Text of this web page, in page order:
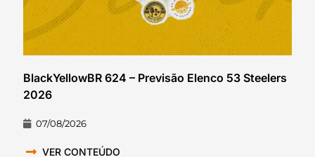
BlackYellowBR 624 – Previsão Elenco 53 Steelers
2026
07/08/2026
VER CONTEÚDO